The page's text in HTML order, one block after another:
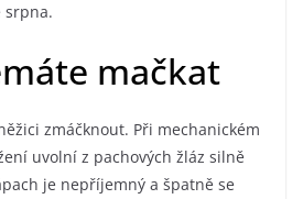
srpna.
mačkat
zmáčknout. Při mechanickém
uvolní z pachových žláz silně
je nepříjemný a špatně se